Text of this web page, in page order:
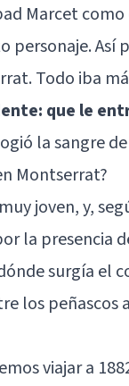
Marcet como
Así
Todo iba
que le
la sangre
Montserrat?
joven, y,
la presencia
surgía el
los peñascos
viajar a